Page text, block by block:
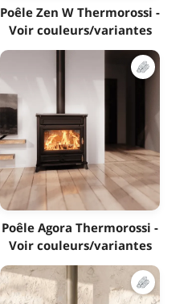
Poêle Zen W Thermorossi -
Voir couleurs/variantes
Poêle Agora Thermorossi -
Voir couleurs/variantes